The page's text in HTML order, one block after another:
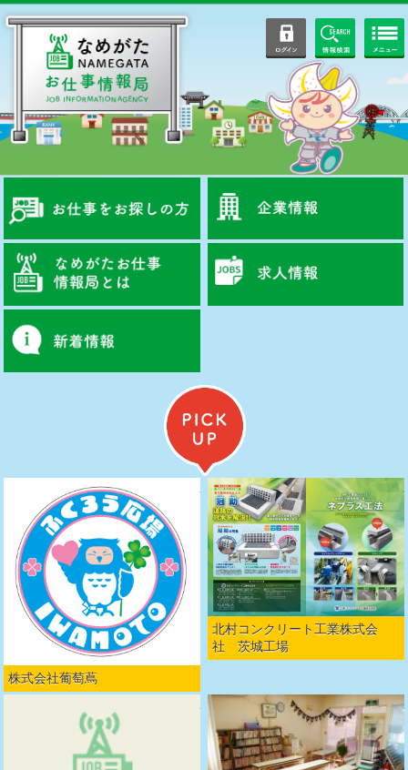
ログイン 情報検索
株式会社葡萄蔦
株式会社葡萄蔦を詳しくみる
北村コンクリート工業株式会
社 茨城工場
麻生こども園を詳しくみる